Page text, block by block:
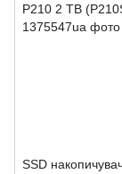
SSD